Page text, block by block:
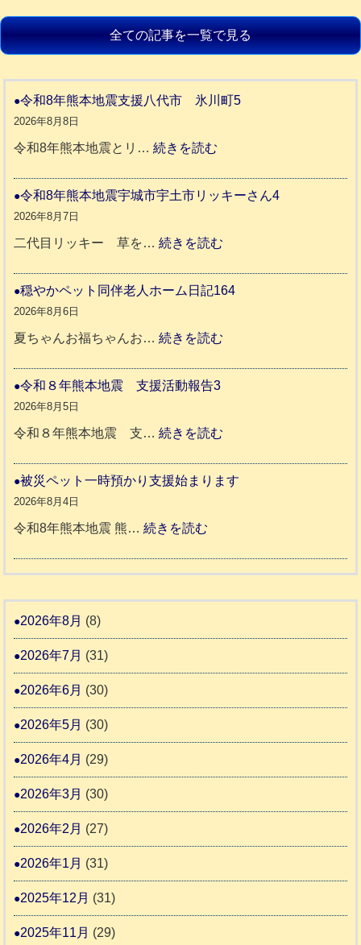
全ての記事を一覧で見る
令和8年熊本地震支援八代市 氷川町5
2026年8月8日
令和8年熊本地震とリ…続きを読む
和
年
本
援
市
氷
令和8年熊本地震宇城市宇土市リッキーさん4
2026年8月7日
二代目リッキー 草を…続きを読む
和
城
市
市
ッ
さ
穏やかペット同伴老人ホーム日記164
2026年8月6日
夏ちゃんお福ちゃんお…続きを読む
ト
人
記
4
令和８年熊本地震 支援活動報告3
2026年8月5日
令和８年熊本地震 支…続きを読む
和
被災ペット一時預かり支援始まります
2026年8月4日
令和8年熊本地震 熊…続きを読む
災
ト
預
支
ま
2026年8月 (8)
2026年7月 (31)
2026年6月 (30)
2026年5月 (30)
2026年4月 (29)
2026年3月 (30)
2026年2月 (27)
2026年1月 (31)
2025年12月 (31)
2025年11月 (29)